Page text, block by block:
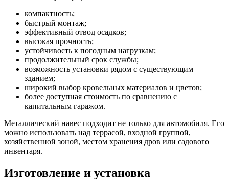
компактность;
быстрый монтаж;
эффективный отвод осадков;
высокая прочность;
устойчивость к погодным нагрузкам;
продолжительный срок службы;
возможность установки рядом с существующим
зданием;
широкий выбор кровельных материалов и цветов;
более доступная стоимость по сравнению с
капитальным гаражом.
Металлический навес подходит не только для автомобиля. Его
можно использовать над террасой, входной группой,
хозяйственной зоной, местом хранения дров или садового
инвентаря.
Изготовление и установка